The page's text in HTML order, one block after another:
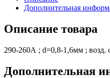
Дополнительная
Описание товара
290-260А ; d=0,8-1,6мм ; возд.
Дополнительная